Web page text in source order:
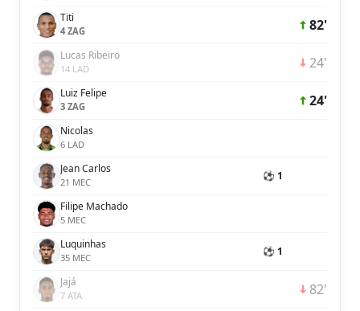
Titi
4 ZAG 82'
Lucas Ribeiro
14 LAD 24'
Luiz Felipe
3 ZAG 24'
Nicolas
6 LAD
Jean Carlos
21 MEC ⚽ 1
Filipe Machado
5 MEC
Luquinhas
35 MEC ⚽ 1
Jajá
7 ATA 82'